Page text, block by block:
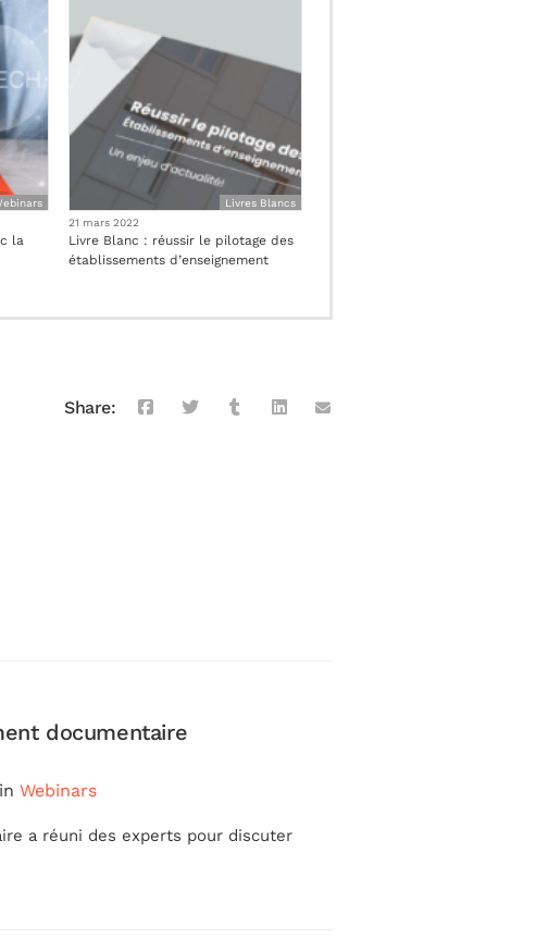
la
Livres Blancs
21 mars 2022
Livre Blanc : réussir le pilotage des
établissements d’enseignement
Share:
documentaire
in Webinars
a réuni des experts pour discuter